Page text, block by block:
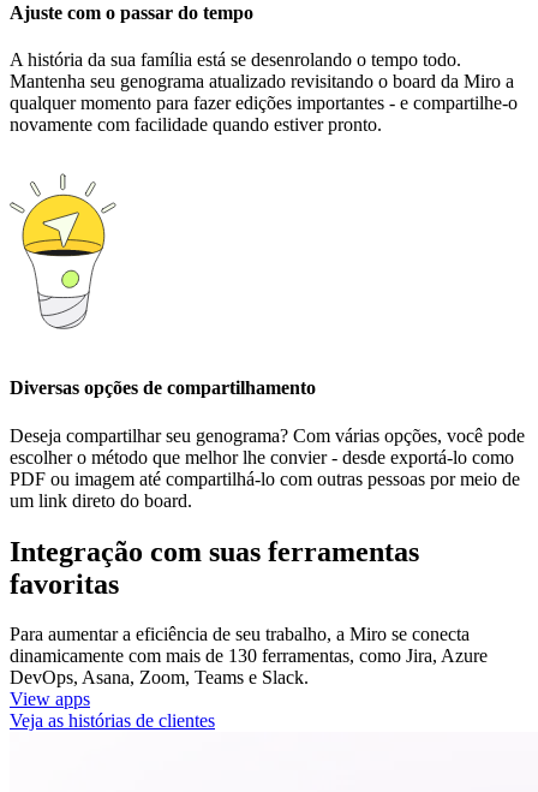
Ajuste com o passar do tempo
A história da sua família está se desenrolando o tempo todo.
Mantenha seu genograma atualizado revisitando o board da Miro a
qualquer momento para fazer edições importantes - e compartilhe-o
novamente com facilidade quando estiver pronto.
Diversas opções de compartilhamento
Deseja compartilhar seu genograma? Com várias opções, você pode
escolher o método que melhor lhe convier - desde exportá-lo como
PDF ou imagem até compartilhá-lo com outras pessoas por meio de
um link direto do board.
Integração com suas ferramentas
favoritas
Para aumentar a eficiência de seu trabalho, a Miro se conecta
dinamicamente com mais de 130 ferramentas, como Jira, Azure
DevOps, Asana, Zoom, Teams e Slack.
View apps
Veja as histórias de clientes